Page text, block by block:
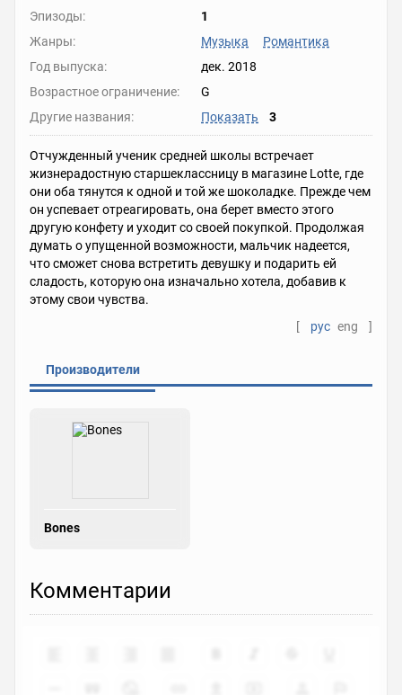
Эпизоды:
1
Жанры:
Музыка
Романтика
Год выпуска:
дек. 2018
Возрастное ограничение:
G
Другие названия:
Показать 3
Отчужденный ученик средней школы встречает
жизнерадостную старшеклассницу в магазине Lotte, где
они оба тянутся к одной и той же шоколадке. Прежде чем
он успевает отреагировать, она берет вместо этого
другую конфету и уходит со своей покупкой. Продолжая
думать о упущенной возможности, мальчик надеется,
что сможет снова встретить девушку и подарить ей
сладость, которую она изначально хотела, добавив к
этому свои чувства.
[
рус eng ]
Производители
Bones
Комментарии